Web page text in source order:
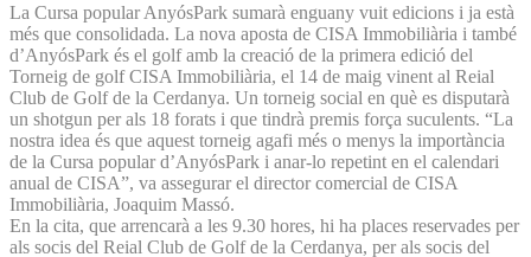
La Cursa popular AnyósPark sumarà enguany vuit edicions i ja està
més que consolidada. La nova aposta de CISA Immobiliària i també
d’AnyósPark és el golf amb la creació de la primera edició del
Torneig de golf CISA Immobiliària, el 14 de maig vinent al Reial
Club de Golf de la Cerdanya. Un torneig social en què es disputarà
un shotgun per als 18 forats i que tindrà premis força suculents. “La
nostra idea és que aquest torneig agafi més o menys la importància
de la Cursa popular d’AnyósPark i anar-lo repetint en el calendari
anual de CISA”, va assegurar el director comercial de CISA
Immobiliària, Joaquim Massó.
En la cita, que arrencarà a les 9.30 hores, hi ha places reservades per
als socis del Reial Club de Golf de la Cerdanya, per als socis del